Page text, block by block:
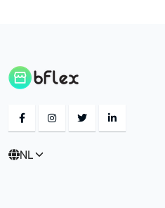
NL